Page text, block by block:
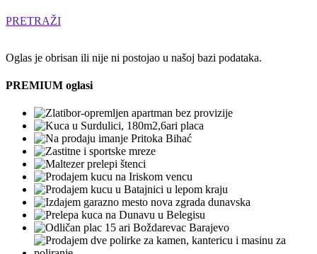
PRETRAŽI
Oglas je obrisan ili nije ni postojao u našoj bazi podataka.
PREMIUM oglasi